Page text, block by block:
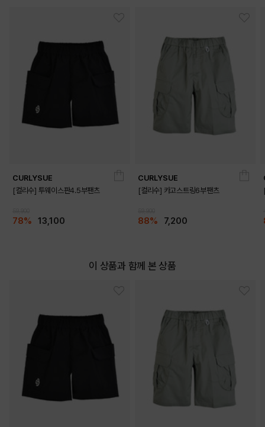
CURLYSUE
[컬리수] 투웨이스판4.5부팬츠
78% 13,100
CURLYSUE
[컬리수] 카고스트링6부팬츠
88% 7,200
이 상품과 함께 본 상품